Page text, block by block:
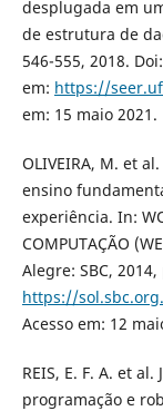
desplugada em
de estrutura de
546-555, 2018.
em: https://
em: 15 maio 2021.
OLIVEIRA, M. et
ensino
experiência. In:
COMPUTAÇÃO
Alegre: SBC,
https://
Acesso em: 12
REIS, E. F. A. et
programação e